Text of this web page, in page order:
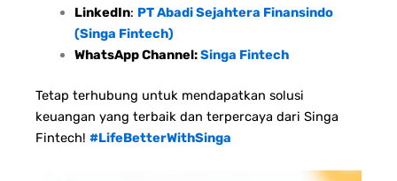
LinkedIn: PT Abadi Sejahtera Finansindo
(Singa Fintech)
WhatsApp Channel:Singa Fintech
Tetap terhubung untuk mendapatkan solusi
keuangan yang terbaik dan terpercaya dari Singa
Fintech! #LifeBetterWithSinga